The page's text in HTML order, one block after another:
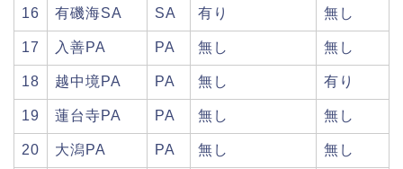
16 有磯海SA SA 有り 無し
17 入善PA PA 無し 無し
18 越中境PA PA 無し 有り
19 蓮台寺PA PA 無し 無し
20 大潟PA PA 無し 無し